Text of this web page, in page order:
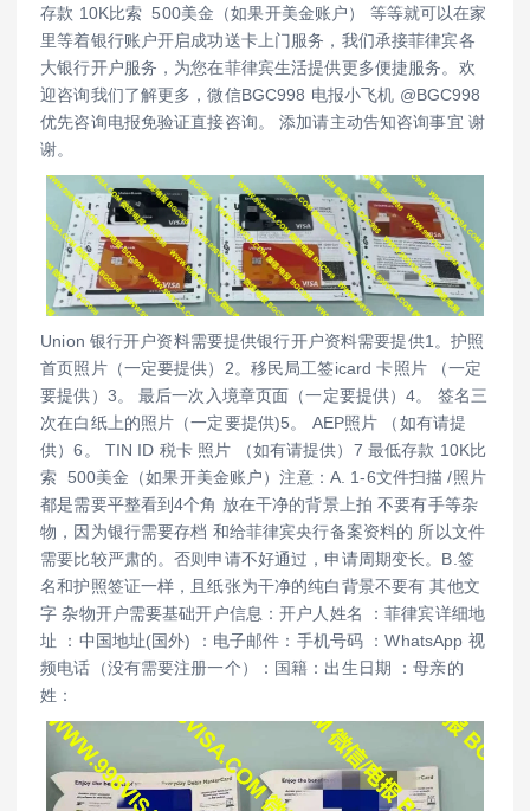
存款 10K比索 500美金（如果开美金账户） 等等就可以在家
里等着银行账户开启成功送卡上门服务，我们承接菲律宾各
大银行开户服务，为您在菲律宾生活提供更多便捷服务。欢
迎咨询我们了解更多，微信BGC998 电报小飞机 @BGC998
优先咨询电报免验证直接咨询。 添加请主动告知咨询事宜 谢
谢。
Union 银行开户资料需要提供银行开户资料需要提供1。护照
首页照片（一定要提供）2。移民局工签icard 卡照片 （一定
要提供）3。 最后一次入境章页面（一定要提供）4。 签名三
次在白纸上的照片（一定要提供)5。 AEP照片 （如有请提
供）6。 TIN ID 税卡 照片 （如有请提供）7 最低存款 10K比
索 500美金（如果开美金账户）注意：A. 1-6文件扫描 /照片
都是需要平整看到4个角 放在干净的背景上拍 不要有手等杂
物，因为银行需要存档 和给菲律宾央行备案资料的 所以文件
需要比较严肃的。否则申请不好通过，申请周期变长。B.签
名和护照签证一样，且纸张为干净的纯白背景不要有 其他文
字 杂物开户需要基础开户信息：开户人姓名 ：菲律宾详细地
址 ：中国地址(国外) ：电子邮件：手机号码 ：WhatsApp 视
频电话（没有需要注册一个）：国籍：出生日期 ：母亲的
姓：